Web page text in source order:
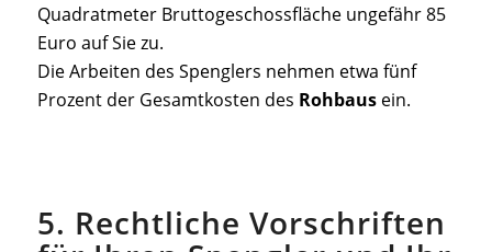
Quadratmeter Bruttogeschossfläche ungefähr 85
Euro auf Sie zu.
Die Arbeiten des Spenglers nehmen etwa fünf
Prozent der Gesamtkosten des Rohbausein.
5. Rechtliche Vorschriften